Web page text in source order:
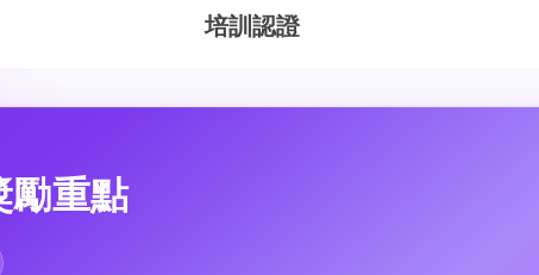
培訓認證
勵重點